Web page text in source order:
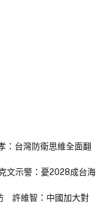
：台灣防衛思維全面翻
文示警：憂2028成台海
許維智：中國加大對